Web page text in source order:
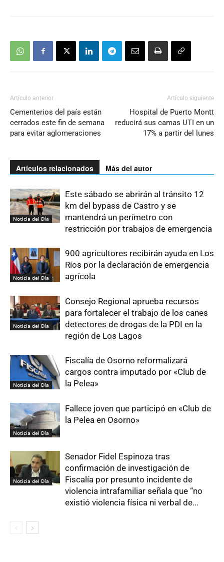
Artículo anterior
Cementerios del país están
cerrados este fin de semana
para evitar aglomeraciones
Artículo siguiente
Hospital de Puerto Montt
reducirá sus camas UTI en un
17% a partir del lunes
Artículos relacionados Más del autor
Noticia del Día
Este sábado se abrirán al tránsito 12
km del bypass de Castro y se
mantendrá un perímetro con
restricción por trabajos de emergencia
Noticia del Día
900 agricultores recibirán ayuda en Los
Ríos por la declaración de emergencia
agrícola
Noticia del Día
Consejo Regional aprueba recursos
para fortalecer el trabajo de los canes
detectores de drogas de la PDI en la
región de Los Lagos
Noticia del Día
Fiscalía de Osorno reformalizará
cargos contra imputado por «Club de
la Pelea»
Noticia del Día
Fallece joven que participó en «Club de
la Pelea en Osorno»
Noticia del Día
Senador Fidel Espinoza tras
confirmación de investigación de
Fiscalía por presunto incidente de
violencia intrafamiliar señala que “no
existió violencia física ni verbal de...